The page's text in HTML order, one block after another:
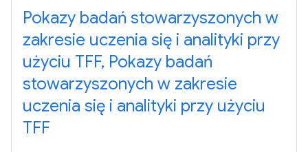
Pokazy badań stowarzyszonych w
zakresie uczenia się i analityki przy
użyciu TFF, Pokazy badań
stowarzyszonych w zakresie
uczenia się i analityki przy użyciu
TFF